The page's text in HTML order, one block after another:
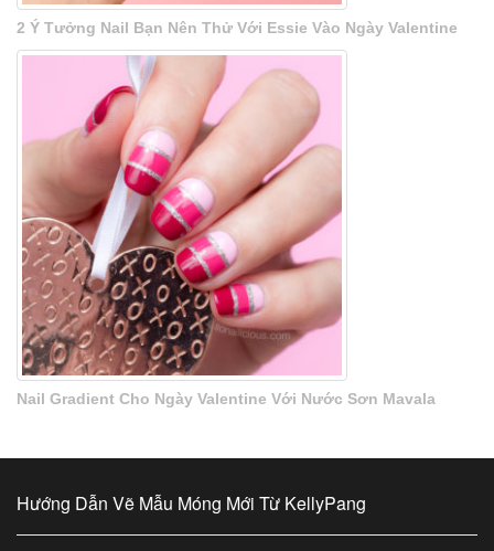
2 Ý Tưởng Nail Bạn Nên Thử Với Essie Vào Ngày Valentine
Nail Gradient Cho Ngày Valentine Với Nước Sơn Mavala
Hướng Dẫn Vẽ Mẫu Móng Mới Từ KellyPang